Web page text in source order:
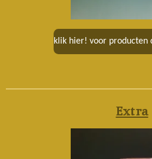
klik hier! voor producten
Extra